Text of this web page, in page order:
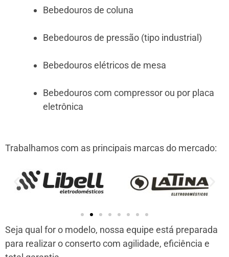
Bebedouros de coluna
Bebedouros de pressão (tipo industrial)
Bebedouros elétricos de mesa
Bebedouros com compressor ou por placa
eletrônica
Trabalhamos com as principais marcas do mercado:
Seja qual for o modelo, nossa equipe está preparada
para realizar o conserto com agilidade, eficiência e